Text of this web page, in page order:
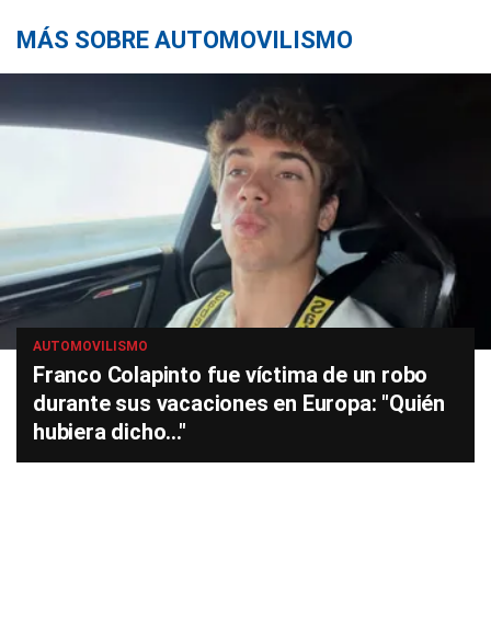
MÁS SOBRE AUTOMOVILISMO
AUTOMOVILISMO
Franco Colapinto fue víctima de un robo
durante sus vacaciones en Europa: "Quién
hubiera dicho..."